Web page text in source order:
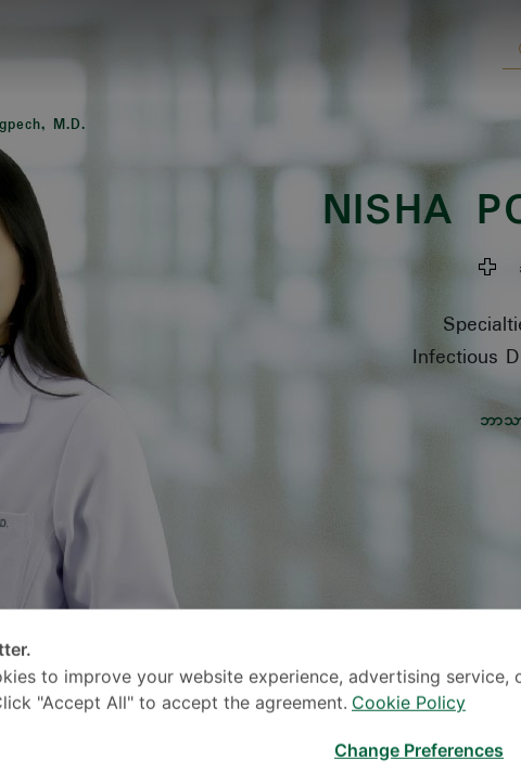
M.D.
NISHA
ဆ
Infectious
ဘာသ
* လူကြီးမင်း၏ စုံစမ်းမေးမြန်း
to improve your website experience, advertising service,
"Accept All" to accept the agreement. Cookie Policy
Change Preferences